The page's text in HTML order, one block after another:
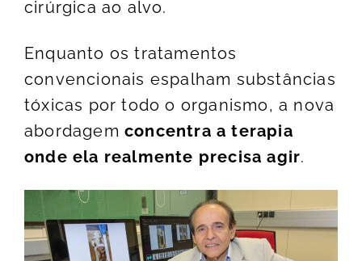
cirúrgica ao alvo.
Enquanto os tratamentos
convencionais espalham substâncias
tóxicas por todo o organismo, a nova
abordagem concentra a terapia
onde ela realmente precisa agir.